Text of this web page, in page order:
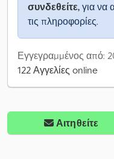
συνδεθείτε, για να
τις πληροφορίες.
Εγγεγραμμένος από:
122 Αγγελίες online
Αιτηθείτε